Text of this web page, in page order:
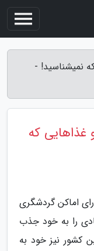
نمیشناسید! -
غذاهایی که
اماکن گردشگری
را به خود جذب
کشور نیز خود به